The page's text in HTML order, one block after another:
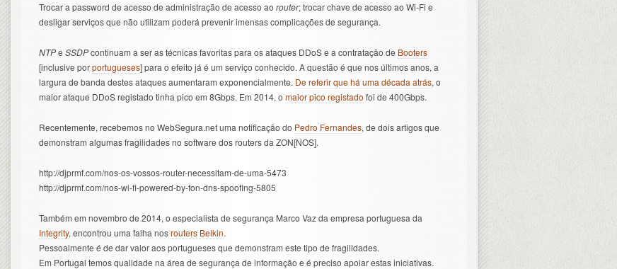
Trocar a password de acesso de administração de acesso ao router; trocar chave de acesso ao Wi-Fi e
desligar serviços que não utilizam poderá prevenir imensas complicações de segurança.
NTPe SSDPcontinuam a ser as técnicas favoritas para os ataques DDoS e a contratação de Booters
[inclusive porportugueses] para o efeito já é um serviço conhecido. A questão é que nos últimos anos, a
largura de banda destes ataques aumentaram exponencialmente. De referir que há uma década atrás, o
maior ataque DDoS registado tinha pico em 8Gbps. Em 2014, o maior pico registado foi de 400Gbps.
Recentemente, recebemos no WebSegura.net uma notificação do Pedro Fernandes, de dois artigos que
demonstram algumas fragilidades no software dos routers da ZON[NOS].
http://djprmf.com/nos-os-vossos-router-necessitam-de-uma-5473
http://djprmf.com/nos-wi-fi-powered-by-fon-dns-spoofing-5805
Também em novembro de 2014, o especialista de segurança Marco Vaz da empresa portuguesa da
Integrity, encontrou uma falha nosrouters Belkin.
Pessoalmente é de dar valor aos portugueses que demonstram este tipo de fragilidades.
Em Portugal temos qualidade na área de segurança de informação e é preciso apoiar estas iniciativas.